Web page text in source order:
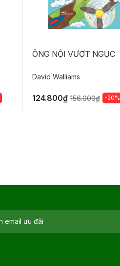
ÔNG NỘI VƯỢT NGỤC
David Walliams
124.800₫ 156.000₫ -20%